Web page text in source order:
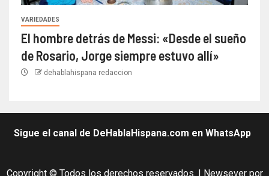
VARIEDADES
El hombre detrás de Messi: «Desde el sueño
de Rosario, Jorge siempre estuvo allí»
dehablahispana redaccion
Sigue el canal de DeHablaHispana.com en WhatsApp
Copyright © Todos los derechos reservados. | Newseverpor